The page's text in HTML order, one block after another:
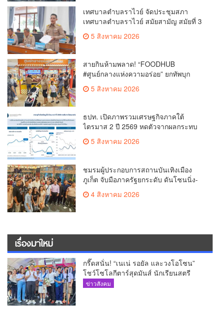
เทศบาลตำบลราไวย์ จัดประชุมสภา
เทศบาลตำบลราไวย์ สมัยสามัญ สมัยที่ 3
5 สิงหาคม 2026
สายกินห้ามพลาด! “FOODHUB
#ศูนย์กลางแห่งความอร่อย” ยกทัพบุก
โรบินสันไลฟ์สไตล์ ฉลอง ถึง 12 ส.ค.นี้
5 สิงหาคม 2026
ธปท. เปิดภาพรวมเศรษฐกิจภาคใต้
ไตรมาส 2 ปี 2569 หดตัวจากผลกระทบ
ความขัดแย้งในตะวันออกกลาง
5 สิงหาคม 2026
ชมรมผู้ประกอบการสถานบันเทิงเมือง
ภูเก็ต จับมือภาครัฐยกระดับ ดันโซนนิ่ง-
4 สิงหาคม 2026
เรื่องมาใหม่
กรี๊ดสนั่น! “เนเน่ รอยัล และวงโอโซน”
โชว์โซโลกีตาร์สุดมันส์ นักเรียนสตรี
ภูเก็ตนั่งไม่ติด ทั้งเต้น-ร้อง
ข่าวสังคม